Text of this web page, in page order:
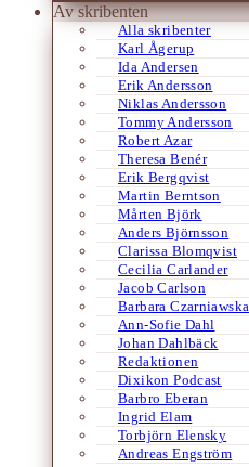
Av skribenten
Alla skribenter
Karl Ågerup
Ida Andersen
Erik Andersson
Niklas Andersson
Tommy Andersson
Robert Azar
Theresa Benér
Erik Bergqvist
Martin Berntson
Mårten Björk
Anders Björnsson
Clarissa Blomqvist
Cecilia Carlander
Jacob Carlson
Barbara Czarniawska
Ann-Sofie Dahl
Johan Dahlbäck
Redaktionen
Dixikon Podcast
Barbro Eberan
Ingrid Elam
Torbjörn Elensky
Andreas Engström